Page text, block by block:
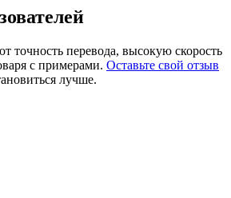
точность перевода, высокую скорость
с примерами. Оставьте свой отзыв
лучше.